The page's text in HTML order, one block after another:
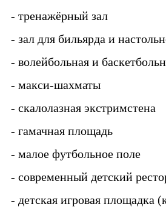
- тренажёрный зал
- зал для бильярда и
- волейбольная и
- макси-шахматы
- скалолазная экстримстена
- гамачная площадь
- малое футбольное поле
- современный детский
- детская игровая площадка